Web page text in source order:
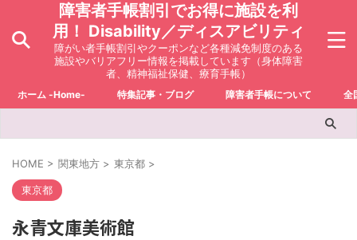
障害者手帳割引でお得に施設を利
用！ Disability／ディスアビリティ
障がい者手帳割引やクーポンなど各種減免制度のある
施設やバリアフリー情報を掲載しています（身体障害
者、精神福祉保健、療育手帳）
ホーム -Home- 特集記事・ブログ 障害者手帳について 全
HOME > 関東地方 > 東京都 >
東京都
永青文庫美術館